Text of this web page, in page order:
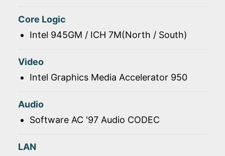
Core Logic
Intel 945GM / ICH 7M(North / South)
Video
Intel Graphics Media Accelerator 950
Audio
Software AC '97 Audio CODEC
LAN